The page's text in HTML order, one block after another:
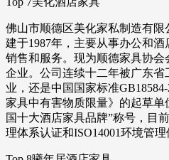
佛山市顺德区美化家私制造有限
建于1987年，主要从事办公和酒
销售和服务。现为顺德家具协
企业。公司连续十二年被广东省
业，还是中国国家标准
家具中有害物质限量》的起草单
国十大酒店家具品牌”称号，目
理体系认证和ISO14001环境管理